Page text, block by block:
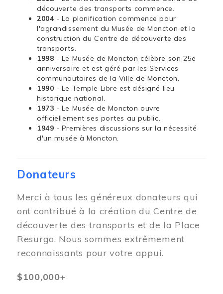
découverte des transports commence.
2004 - La planification commence pour
l'agrandissement du Musée de Moncton et la
construction du Centre de découverte des
transports.
1998 - Le Musée de Moncton célèbre son 25e
anniversaire et est géré par les Services
communautaires de la Ville de Moncton.
1990 - Le Temple Libre est désigné lieu
historique national.
1973 - Le Musée de Moncton ouvre
officiellement ses portes au public.
1949 - Premières discussions sur la nécessité
d'un musée à Moncton.
Donateurs
Merci à tous les généreux donateurs qui
ont contribué à la création du Centre de
découverte des transports et de la Place
Resurgo. Nous sommes extrêmement
reconnaissants pour votre appui.
$100,000+